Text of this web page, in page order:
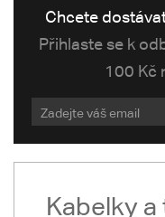
Chcete
Přihlaste se k
100 Kč
Kabelky